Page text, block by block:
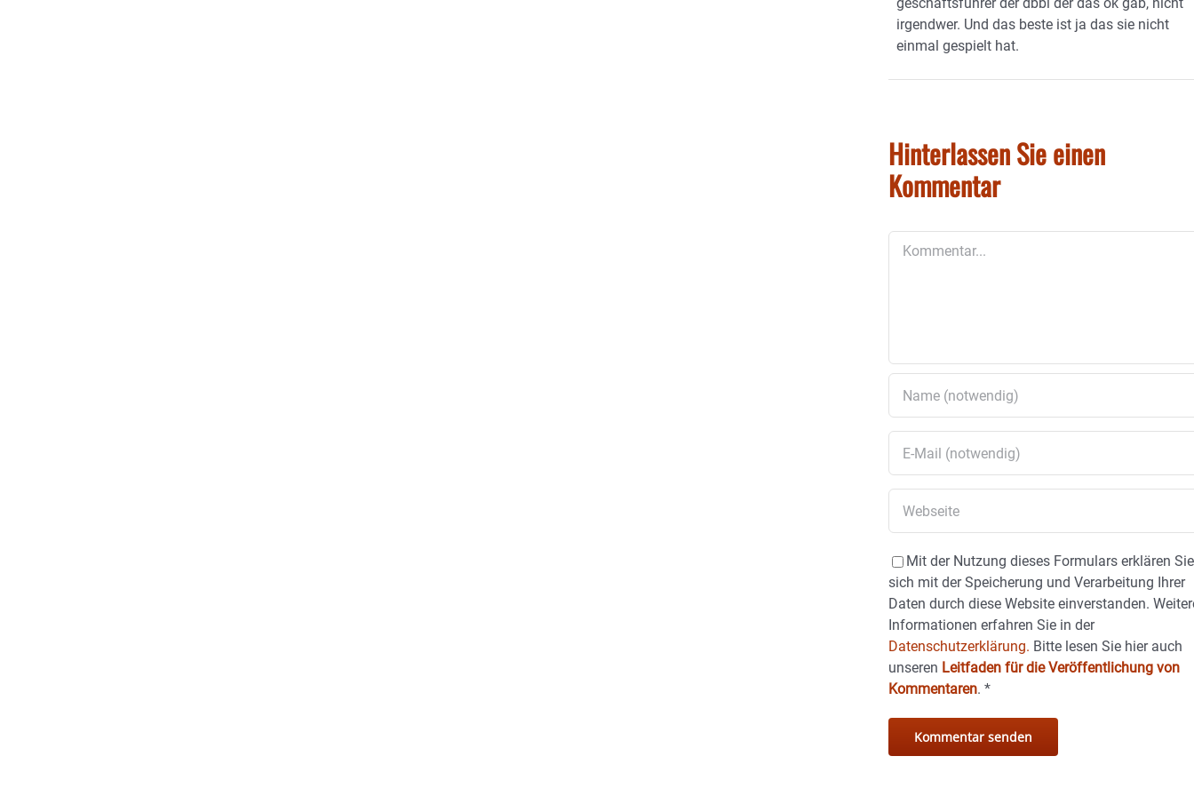
irgendwer. Und das beste ist ja das sie nicht
einmal gespielt hat.
Hinterlassen Sie einen
Kommentar
Mit der Nutzung dieses Formulars erklären Sie
sich mit der Speicherung und Verarbeitung Ihrer
Daten durch diese Website einverstanden.
Informationen erfahren Sie in der
Datenschutzerklärung. Bitte lesen Sie hier auch
unseren Leitfaden für die Veröffentlichung von
Kommentaren.*